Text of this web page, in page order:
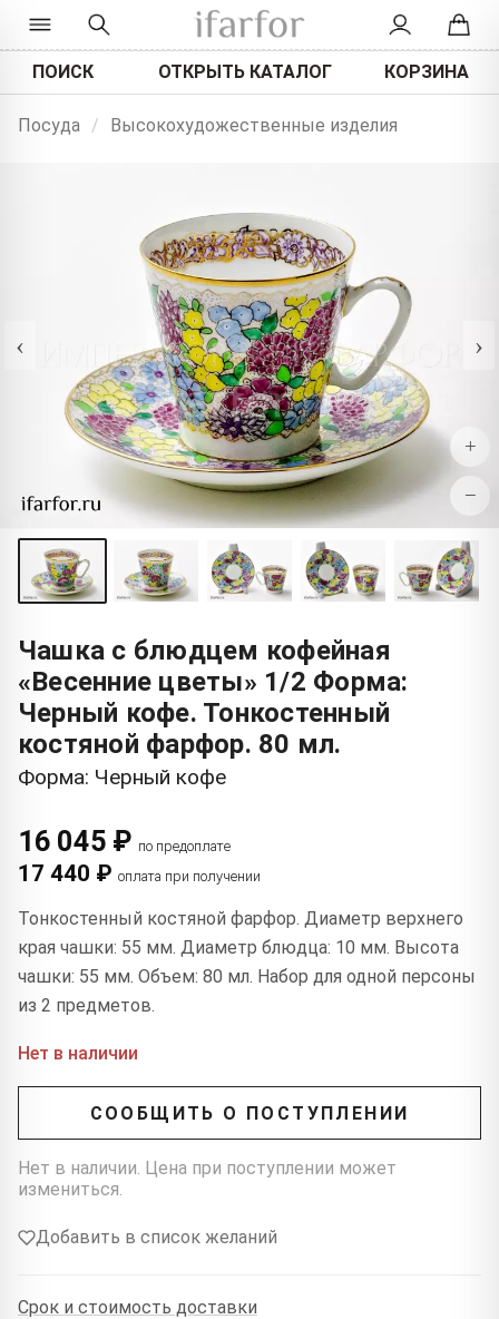
ПОИСК ОТКРЫТЬ КАТАЛОГ КОРЗИНА
Посуда / Высокохудожественные изделия
‹ ›
+
−
Чашка с блюдцем кофейная
«Весенние цветы» 1/2 Форма:
Черный кофе. Тонкостенный
костяной фарфор. 80 мл.
Форма: Черный кофе
16 045 ₽ по предоплате
17 440 ₽ оплата при получении
Тонкостенный костяной фарфор. Диаметр верхнего
края чашки: 55 мм. Диаметр блюдца: 10 мм. Высота
чашки: 55 мм. Объем: 80 мл. Набор для одной персоны
из 2 предметов.
Нет в наличии
СООБЩИТЬ О ПОСТУПЛЕНИИ
Нет в наличии. Цена при поступлении может
измениться.
Добавить в список желаний
Срок и стоимость доставки